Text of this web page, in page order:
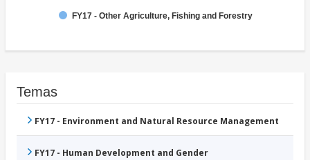
FY17 - Other Agriculture, Fishing and Forestry
Temas
FY17 - Environment and Natural Resource Management
FY17 - Human Development and Gender